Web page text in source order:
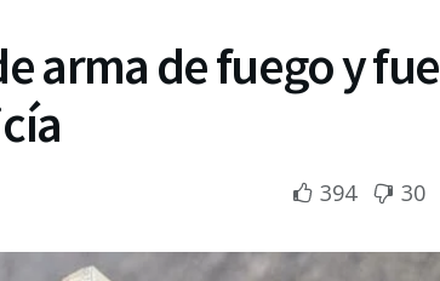
arma de fuego y fue
394 30